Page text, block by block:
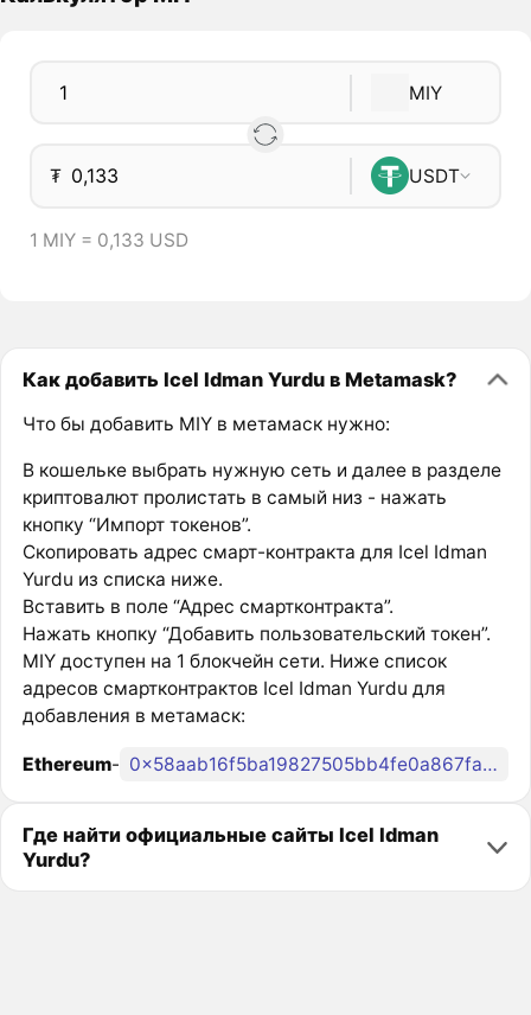
MIY
₮ USDT
1 MIY = 0,133 USD
Как добавить Icel Idman Yurdu в Metamask?
Что бы добавить MIY в метамаск нужно:
В кошельке выбрать нужную сеть и далее в разделе
криптовалют пролистать в самый низ - нажать
кнопку “Импорт токенов”.
Скопировать адрес смарт-контракта для Icel Idman
Yurdu из списка ниже.
Вставить в поле “Адрес смартконтракта”.
Нажать кнопку “Добавить пользовательский токен”.
MIY доступен на 1 блокчейн сети. Ниже список
адресов смартконтрактов Icel Idman Yurdu для
добавления в метамаск:
Ethereum- 0x58aab16f5ba19827505bb4fe0a867fa0b7977e72
Где найти официальные сайты Icel Idman
Yurdu?